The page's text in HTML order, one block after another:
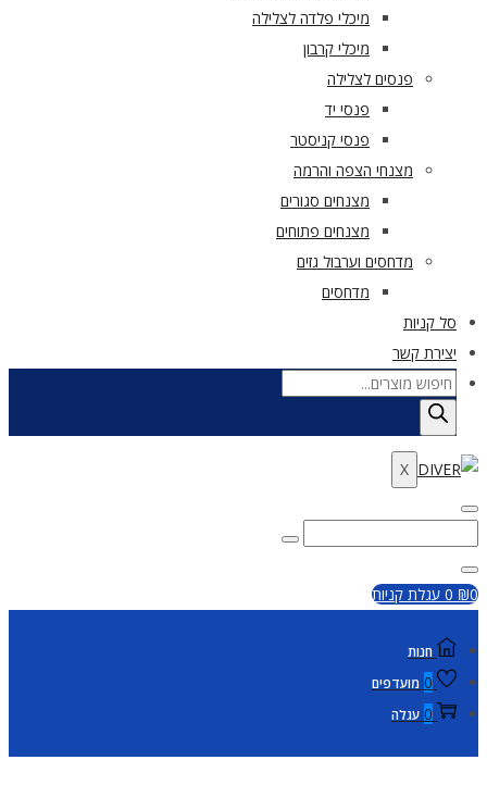
מיכלי פלדה לצלילה
מיכלי קרבון
פנסים לצלילה
פנסי יד
פנסי קניסטר
מצנחי הצפה והרמה
מצנחים סגורים
מצנחים פתוחים
מדחסים וערבול גזים
מדחסים
סל קניות
יצירת קשר
Products
search
X
Enter
Keywordfor:
Close
₪0
0 עגלת קניות
חנות
0 מועדפים
0 עגלה